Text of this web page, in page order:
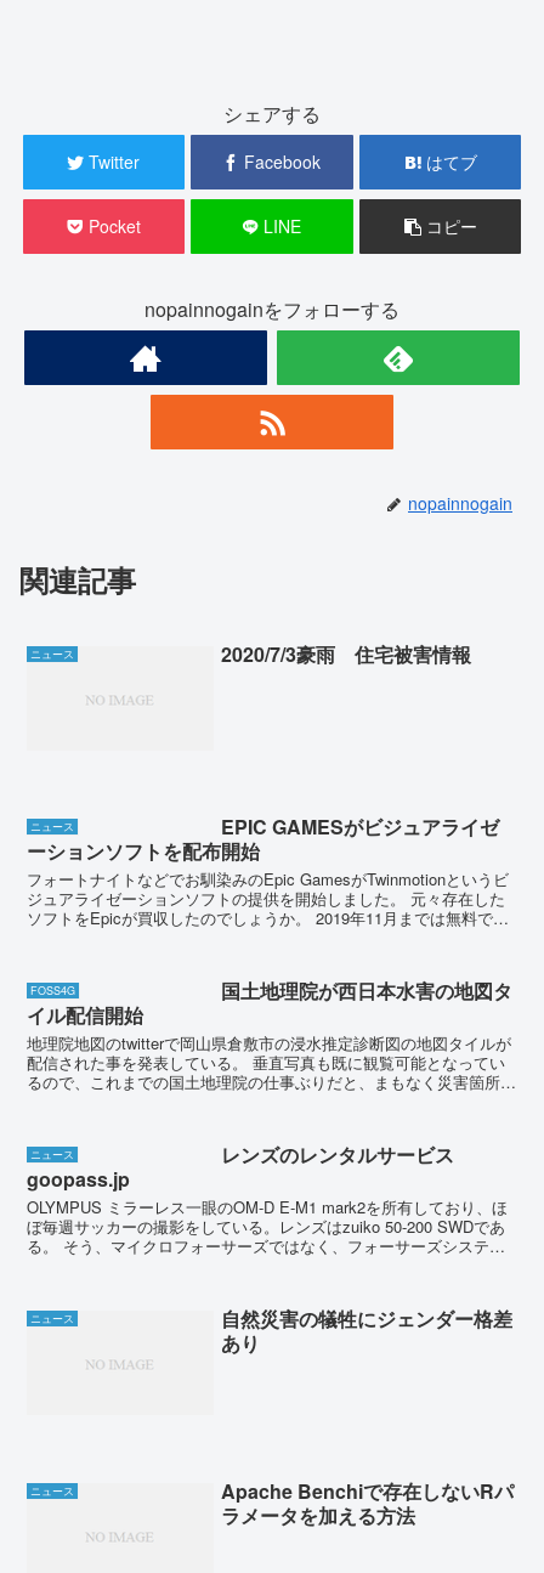
シェアする
Twitter Facebook はてブ
Pocket LINE コピー
nopainnogainをフォローする
nopainnogain
関連記事
ニュース 2020/7/3豪雨 住宅被害情報
ニュース
EPIC GAMESがビジュアライゼ
ーションソフトを配布開始
フォートナイトなどでお馴染みのEpic GamesがTwinmotionというビ
ジュアライゼーションソフトの提供を開始しました。 元々存在した
ソフトをEpicが買収したのでしょうか。 2019年11月までは無料でダ
FOSS4G
国土地理院が西日本水害の地図タ
イル配信開始
地理院地図のtwitterで岡山県倉敷市の浸水推定診断図の地図タイルが
配信された事を発表している。 垂直写真も既に観覧可能となってい
るので、これまでの国土地理院の仕事ぶりだと、まもなく災害箇所の
ニュース
レンズのレンタルサービス
goopass.jp
OLYMPUS ミラーレス一眼のOM-D E-M1 mark2を所有しており、ほ
ぼ毎週サッカーの撮影をしている。レンズはzuiko 50-200 SWDであ
る。 そう、マイクロフォーサーズではなく、フォーサーズシステム
ニュース
自然災害の犠牲にジェンダー格差
あり
ニュース
Apache Benchiで存在しないRパ
ラメータを加える方法